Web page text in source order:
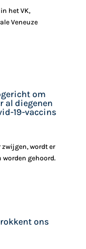
het VK,
Veneuze
om
al diegenen
19-vaccins
zwijgen, wordt er
worden gehoord.‎
ons